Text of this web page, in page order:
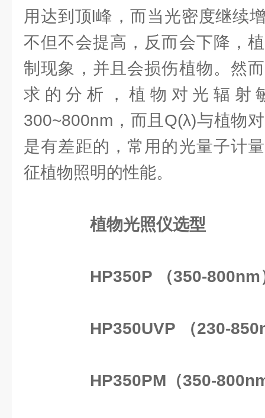
用达到顶l峰，而当光密度继续
不但不会提高，反而会下降，
制现象，并且会损伤植物。然
求的分析，植物对光辐射
300~800nm，而且Q(λ)与植物
是有差距的，常用的光量子计
征植物照明的性能。
植物光照仪选型
HP350P （350-800nm
HP350UVP （230-
HP350PM（350-